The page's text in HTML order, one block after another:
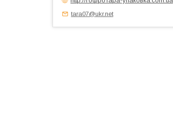
tara07@ukr.net